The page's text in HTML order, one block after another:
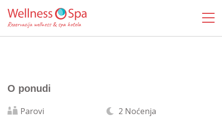
O ponudi
Parovi 2 Noćenja